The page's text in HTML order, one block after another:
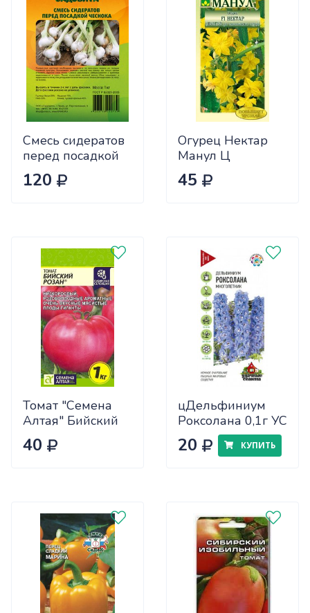
Смесь сидератов
перед посадкой
чеснока 0,5кг
САДОВИТА
120
Огурец Нектар
Манул Ц
45
Томат "Семена
Алтая" Бийский
Розан 0,05
40
цДельфиниум
Роксолана 0,1г УС
20 КУПИТЬ